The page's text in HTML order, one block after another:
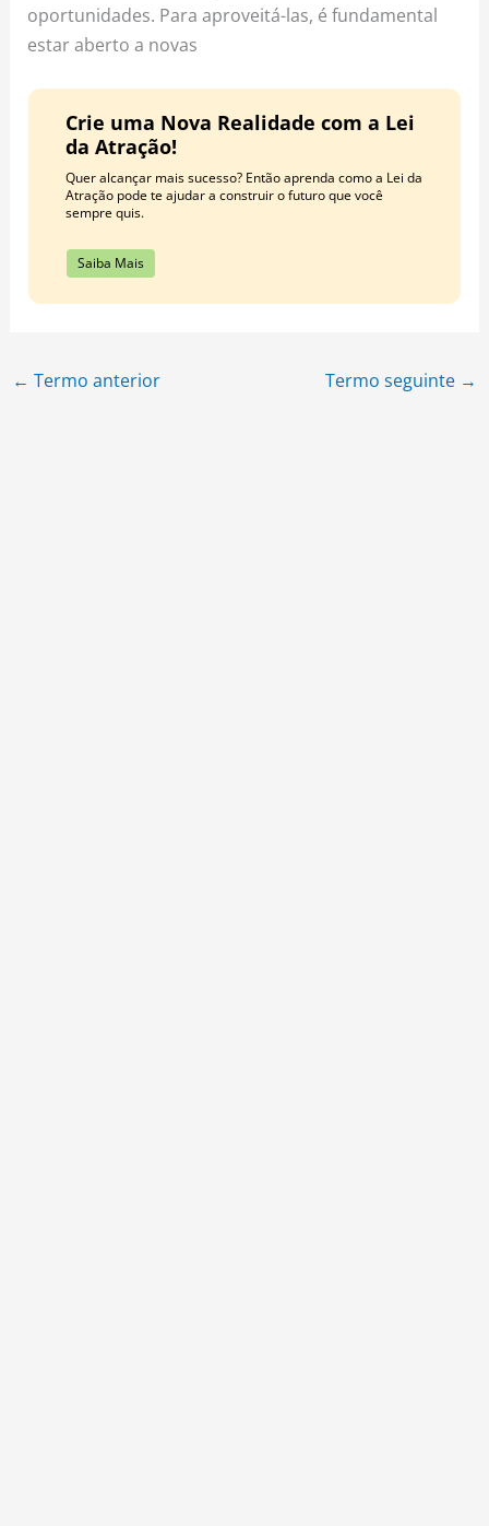
oportunidades. Para aproveitá-las, é fundamental
estar aberto a novas
Crie uma Nova Realidade com a Lei
da Atração!
Quer alcançar mais sucesso? Então aprenda como a Lei da
Atração pode te ajudar a construir o futuro que você
sempre quis.
Saiba Mais
← Termo anterior Termo seguinte →